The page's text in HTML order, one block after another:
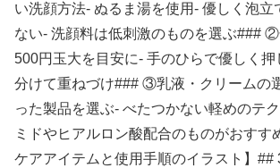
い洗顔方法- ぬるま湯を使用- 優しく泡立
ない- 洗顔料は低刺激のものを選ぶ###
500円玉大を目安に- 手のひらで優しく押
分けて重ねづけ### ③乳液・クリームの
った製品を選ぶ- べたつかない軽めのテ
ミドやヒアルロン酸配合のものがおすす
ケアアイテムと使用手順のイラスト】##